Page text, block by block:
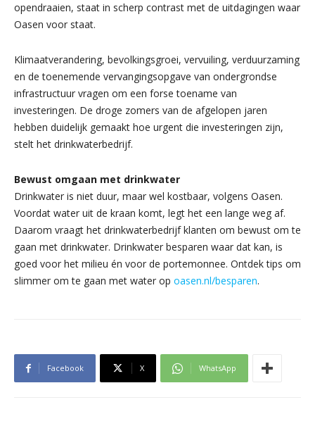
opendraaien, staat in scherp contrast met de uitdagingen waar
Oasen voor staat.
Klimaatverandering, bevolkingsgroei, vervuiling, verduurzaming
en de toenemende vervangingsopgave van ondergrondse
infrastructuur vragen om een forse toename van
investeringen. De droge zomers van de afgelopen jaren
hebben duidelijk gemaakt hoe urgent die investeringen zijn,
stelt het drinkwaterbedrijf.
Bewust omgaan met drinkwater
Drinkwater is niet duur, maar wel kostbaar, volgens Oasen.
Voordat water uit de kraan komt, legt het een lange weg af.
Daarom vraagt het drinkwaterbedrijf klanten om bewust om te
gaan met drinkwater. Drinkwater besparen waar dat kan, is
goed voor het milieu én voor de portemonnee. Ontdek tips om
slimmer om te gaan met water op oasen.nl/besparen.
Facebook X WhatsApp